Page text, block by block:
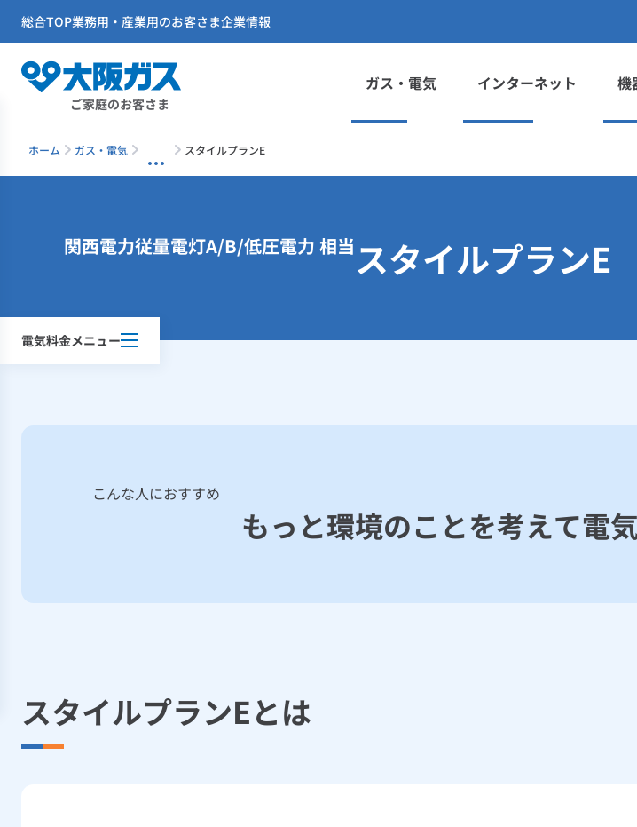
ご家庭のお客さま
ガス・電気 インターネット 機
総合TOP業務用・産業用のお客さま企業情報
ホーム ガス・電気 スタイルプランE
電気料金メニュー
関西電力従量電灯A/B/低圧電力 相当スタイルプランE
こんな人におすすめ
もっと環境のことを考えて電
スタイルプランEとは